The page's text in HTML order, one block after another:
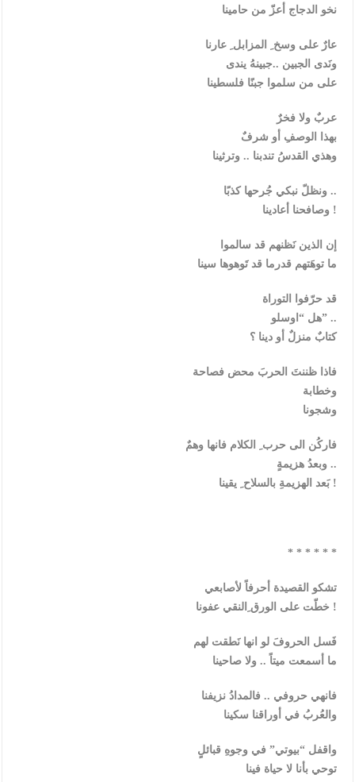
نخو الدجاج أعزّ من حامينا
عارٌ على وسخ ِ المزابل ِ عارنا
ونَدى الجبين ..جبينهُ يندى
على من سلموا جبنًا فلسطينا
عربٌ ولا فخرٌ
بهذا الوصفِ أو شرفٌ
وهذي القدسُ تندبنا .. وترثينا
ونظلّ نبكي جُرحها كذبًا ..
وصافحنا أعادينا !
إن الذين نَظنهم قد سالموا
ما توهَتهم قدرما قد تَوهوها سينا
قد حرّفوا التوراة
هل “اوسلو” ..
كتابٌ منزلٌ أو دينا ؟
فاذا ظننتَ الحربَ محض فصاحة
وخطابة
وشجونا
فاركُن الى حرب ِ الكلام فانها وهمٌ
وبعدُ هزيمةٍ ..
بَعد الهزيمةِ بالسلاح ِ يقينا !
* * * * * *
تشكو القصيدة أحرفاً لأصابعي
خطّت على الورق ِالنقي عفونا !
فَسل الحروفَ لو انها نَطقت لهم
ما أسمعت ميتاً .. ولا صاحينا
فانهي حروفي .. فالمدادُ نزيفنا
والعُربُ في أوراقنا سكينا
واقفل “بيوتي” في وجوهِ قبائلٍ
توحي بأنا لا حياة فينا